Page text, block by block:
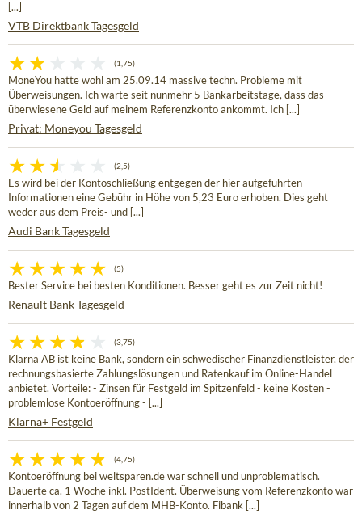
[...]
VTB Direktbank Tagesgeld
(1,75)
MoneYou hatte wohl am 25.09.14 massive techn. Probleme mit
Überweisungen. Ich warte seit nunmehr 5 Bankarbeitstage, dass das
überwiesene Geld auf meinem Referenzkonto ankommt. Ich [...]
Privat: Moneyou Tagesgeld
(2,5)
Es wird bei der Kontoschließung entgegen der hier aufgeführten
Informationen eine Gebühr in Höhe von 5,23 Euro erhoben. Dies geht
weder aus dem Preis- und [...]
Audi Bank Tagesgeld
(5)
Bester Service bei besten Konditionen. Besser geht es zur Zeit nicht!
Renault Bank Tagesgeld
(3,75)
Klarna AB ist keine Bank, sondern ein schwedischer Finanzdienstleister, der
rechnungsbasierte Zahlungslösungen und Ratenkauf im Online-Handel
anbietet. Vorteile: - Zinsen für Festgeld im Spitzenfeld - keine Kosten -
problemlose Kontoeröffnung - [...]
Klarna+ Festgeld
(4,75)
Kontoeröffnung bei weltsparen.de war schnell und unproblematisch.
Dauerte ca. 1 Woche inkl. PostIdent. Überweisung vom Referenzkonto war
innerhalb von 2 Tagen auf dem MHB-Konto. Fibank [...]